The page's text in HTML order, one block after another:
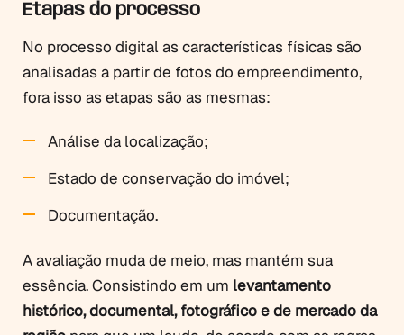
Etapas do processo
No processo digital as características físicas são
analisadas a partir de fotos do empreendimento,
fora isso as etapas são as mesmas:
Análise da localização;
Estado de conservação do imóvel;
Documentação.
A avaliação muda de meio, mas mantém sua
essência. Consistindo em um levantamento
histórico, documental, fotográfico e de mercado da